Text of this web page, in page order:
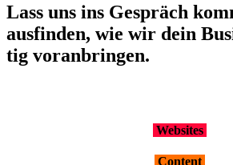
Lass uns ins Gespräch
aus­fin­den, wie wir dein
tig vor­an­brin­gen.
Web­sites
Con­tent